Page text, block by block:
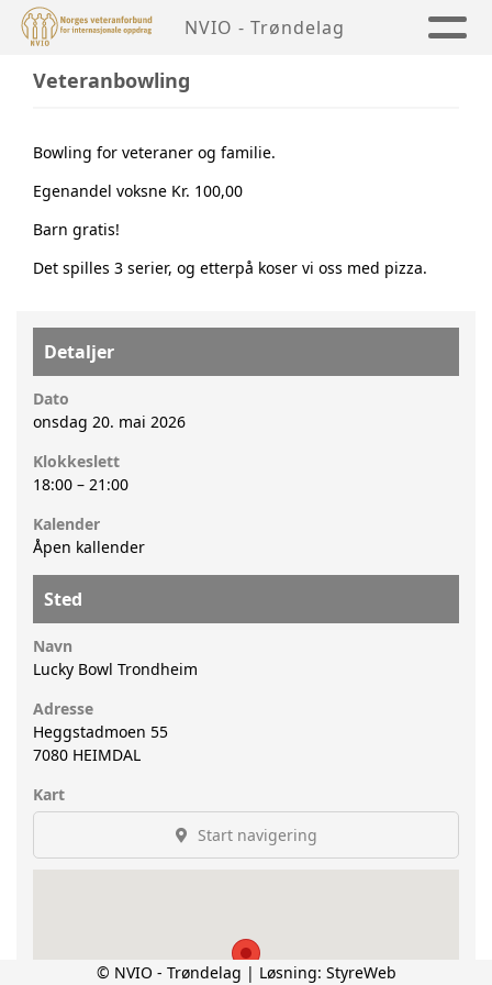
NVIO - Trøndelag
Veteranbowling
Bowling for veteraner og familie.
Egenandel voksne Kr. 100,00
Barn gratis!
Det spilles 3 serier, og etterpå koser vi oss med pizza.
Detaljer
Dato
onsdag 20. mai 2026
Klokkeslett
18:00 – 21:00
Kalender
Åpen kallender
Sted
Navn
Lucky Bowl Trondheim
Adresse
Heggstadmoen 55
7080 HEIMDAL
Kart
Start navigering
© NVIO - Trøndelag | Løsning: StyreWeb